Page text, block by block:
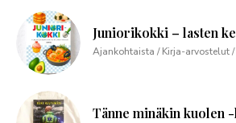
Juniorikokki – lasten
Ajankohtaista / Kirja-arvostelut
Tänne minäkin kuolen